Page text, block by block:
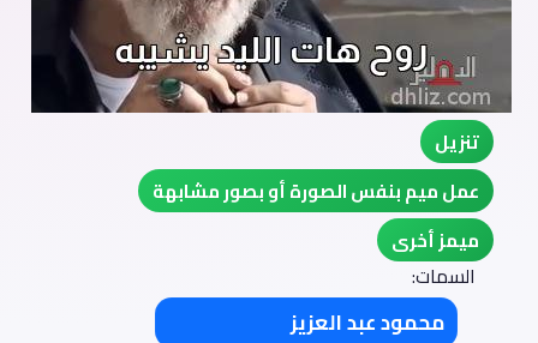
تنزيل
عمل ميم بنفس الصورة أو بصور مشابهة
ميمز أخرى
السمات:
محمود عبد العزيز